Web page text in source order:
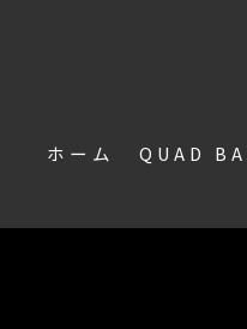
ホーム QUAD